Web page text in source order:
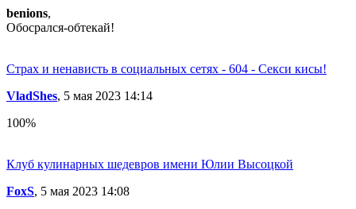
benions,
Обосрался-обтекай!
Страх и ненависть в социальных сетях - 604 - Секси кисы!
VladShes, 5 мая 2023 14:14
100%
Клуб кулинарных шедевров имени Юлии Высоцкой
FoxS, 5 мая 2023 14:08